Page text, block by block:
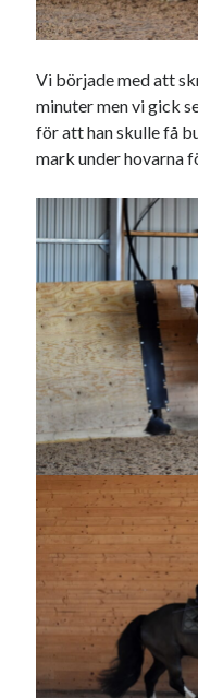
KODEN ÄR KNÄCKT
PALLE; dagens hoppning!
Kategorier
(58)
Hållidej(276)
(40)
Heart Paal (217)
Idun(141)
Källhults Spotless(163)
Min Träning(220)
Ninlil(36)
Personligt/Åsikter(161)
Resor(111)
Tävling(159)
Träningar (63)
Utrustning (47)
Senaste
VINST!!!
Camillaom
VINST!!!
Vi började med att
minuter men vi gick
för att han skulle få
mark under hovarna